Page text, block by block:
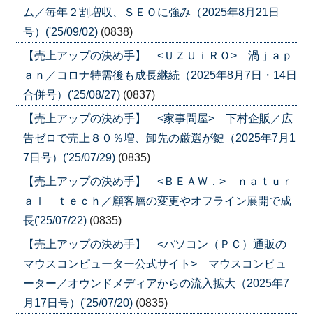
ム／毎年２割増収、ＳＥＯに強み（2025年8月21日
号）('25/09/02) (0838)
【売上アップの決め手】 <ＵＺＵｉＲＯ> 渦ｊａｐ
ａｎ／コロナ特需後も成長継続（2025年8月7日・14日
合併号）('25/08/27) (0837)
【売上アップの決め手】 <家事問屋> 下村企販／広
告ゼロで売上８０％増、卸先の厳選が鍵（2025年7月1
7日号）('25/07/29) (0835)
【売上アップの決め手】 <ＢＥＡＷ．> ｎａｔｕｒ
ａｌ ｔｅｃｈ／顧客層の変更やオフライン展開で成
長('25/07/22) (0835)
【売上アップの決め手】 <パソコン（ＰＣ）通販の
マウスコンピューター公式サイト> マウスコンピュ
ーター／オウンドメディアからの流入拡大（2025年7
月17日号）('25/07/20) (0835)